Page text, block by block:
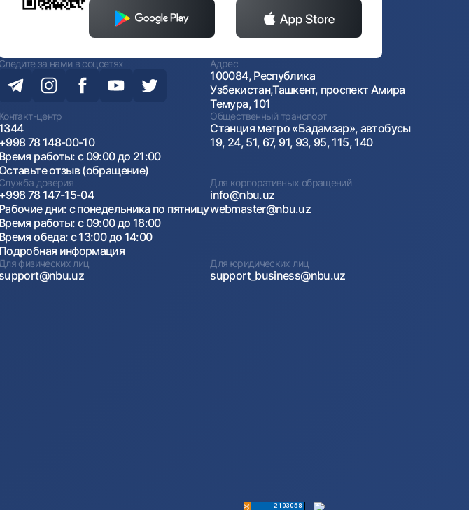
Следите за нами в соцсетях Адрес
100084, Республика
Узбекистан,Ташкент, проспект Амира
Темура, 101
Контакт-центр
1344
+998 78 148-00-10
Время работы: с 09:00 до 21:00
Оставьте отзыв (обращение)
Общественный транспорт
Станция метро «Бадамзар», автобусы
19, 24, 51, 67, 91, 93, 95, 115, 140
Служба доверия
+998 78 147-15-04
Рабочие дни: с понедельника по пятницу
Время работы: с 09:00 до 18:00
Время обеда: с 13:00 до 14:00
Подробная информация
Для корпоративных обращений
info@nbu.uz
webmaster@nbu.uz
Для физических лиц
support@nbu.uz
Для юридических лиц
support_business@nbu.uz